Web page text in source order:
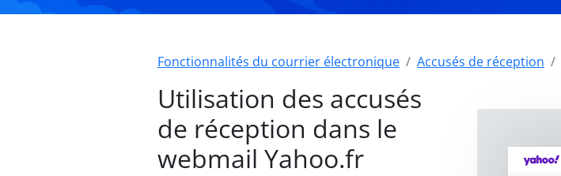
Fonctionnalités du courrier électronique Accusés de réception
Utilisation des accusés
de réception dans le
webmail Yahoo.fr